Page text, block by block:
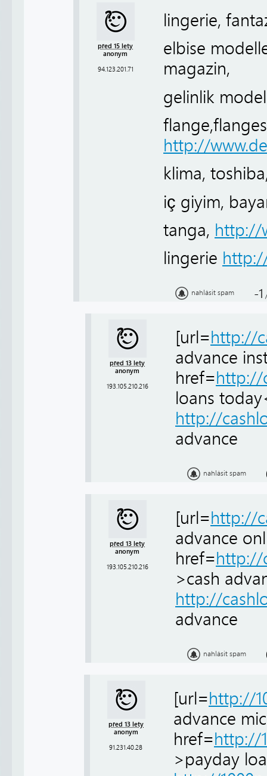
před 15 lety
anonym
94.123.201.71
lingerie,
elbise
magazin,
gelinlik
http://
klima,
iç giyim,
tanga, http://
lingerie
nahlásit spam -1
před 13 lety
anonym
193.105.210.216
[url=http://
advance
href=http://
loans
http://
advance
nahlásit spam
před 13 lety
anonym
193.105.210.216
[url=http://
advance
href=http://
>cash
http://
advance
nahlásit spam
před 13 lety
anonym
91.231.40.28
[url=http://
advance
href=http://
>payday